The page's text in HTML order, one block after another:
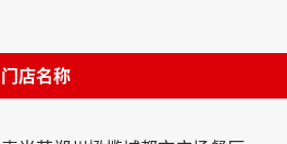
门店名称